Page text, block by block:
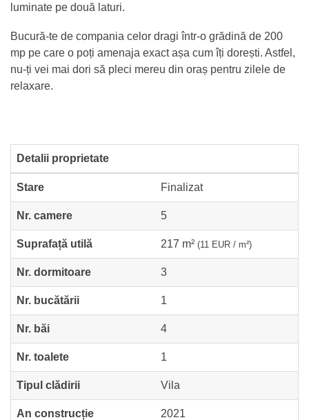
luminate pe două laturi.
Bucură-te de compania celor dragi într-o grădină de 200
mp pe care o poți amenaja exact așa cum îți dorești. Astfel,
nu-ți vei mai dori să pleci mereu din oraș pentru zilele de
relaxare.
Detalii proprietate
Stare Finalizat
Nr. camere 5
Suprafață utilă 217 m² (11 EUR / m²)
Nr. dormitoare 3
Nr. bucătării 1
Nr. băi 4
Nr. toalete 1
Tipul clădirii Vila
An construcție 2021